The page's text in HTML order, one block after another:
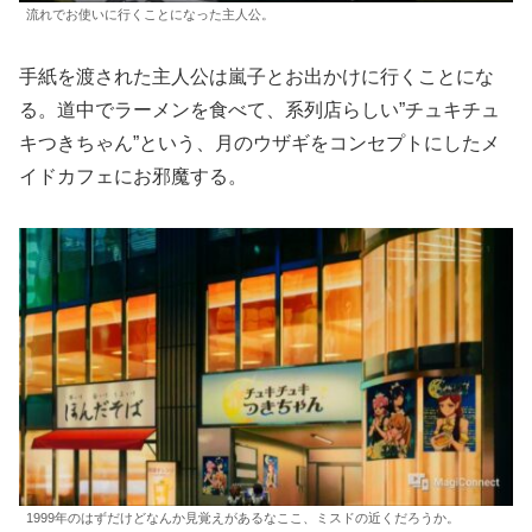
流れでお使いに行くことになった主人公。
手紙を渡された主人公は嵐子とお出かけに行くことにな
る。道中でラーメンを食べて、系列店らしい”チュキチュ
キつきちゃん”という、月のウザギをコンセプトにしたメ
イドカフェにお邪魔する。
1999年のはずだけどなんか見覚えがあるなここ、ミスドの近くだろうか。